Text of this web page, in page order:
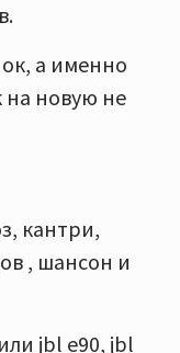
а именно
на новую не
кантри,
, шансон и
jbl e90, jbl